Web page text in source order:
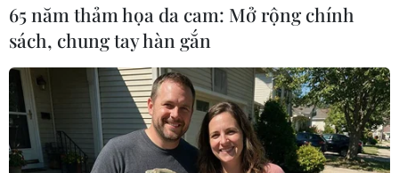
Theo dõi VietnamPlus
65 năm thảm họa da cam: Mở rộng chính
sách, chung tay hàn gắn